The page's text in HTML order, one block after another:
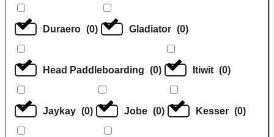
Duraero (0) Gladiator (0)
Head Paddleboarding (0) Itiwit (0)
Jaykay (0) Jobe (0) Kesser (0)